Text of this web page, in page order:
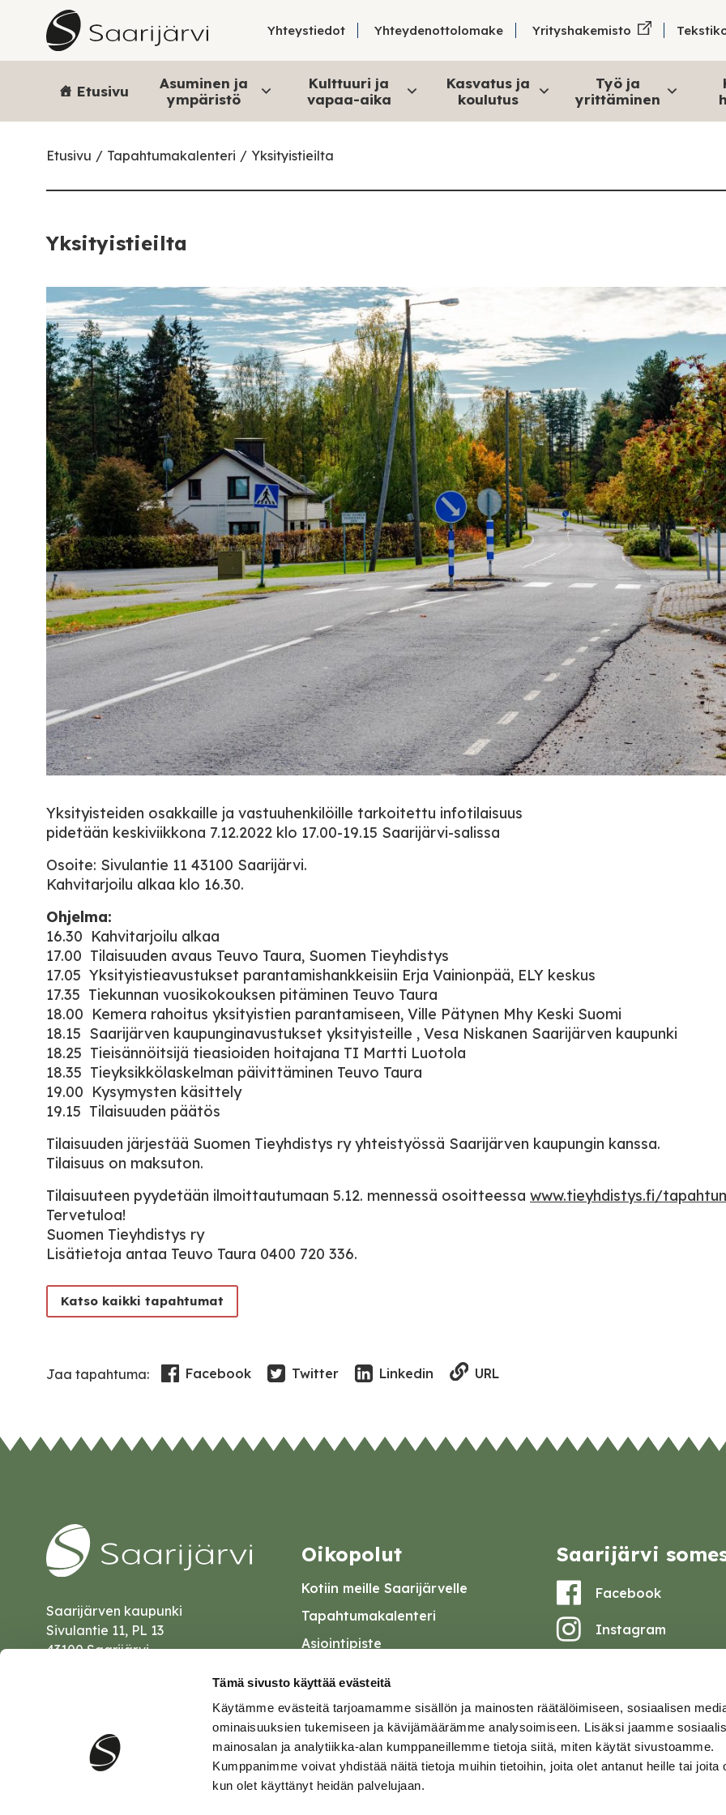
Tämä sivusto käyttää evästeitä
Käytämme evästeitä tarjoamamme sisällön ja mainosten räätälöimiseen, sosiaalisen
ominaisuuksien tukemiseen ja kävijämäärämme analysoimiseen. Lisäksi jaamme
mainosalan ja analytiikka-alan kumppaneillemme tietoja siitä, miten käytät sivustoamme.
Kumppanimme voivat yhdistää näitä tietoja muihin tietoihin, joita olet antanut heille tai joita
kun olet käyttänyt heidän palvelujaan.
Skip to content
Yhteystiedot Yhteydenottolomake Yrityshakemisto
Etusivu
Asuminen ja
ympäristö
Kulttuuri ja
vapaa-aika
Kasvatus ja
koulutus
Työ ja
yrittäminen
Etusivu Tapahtumakalenteri Yksityistieilta
Yksityistieilta
Yksityisteiden osakkaille ja vastuuhenkilöille tarkoitettu infotilaisuus
pidetään keskiviikkona 7.12.2022 klo 17.00-19.15 Saarijärvi-salissa
Osoite: Sivulantie 11 43100 Saarijärvi.
Kahvitarjoilu alkaa klo 16.30.
Ohjelma:
16.30 Kahvitarjoilu alkaa
17.00 Tilaisuuden avaus Teuvo Taura, Suomen Tieyhdistys
17.05 Yksityistieavustukset parantamishankkeisiin Erja Vainionpää, ELY keskus
17.35 Tiekunnan vuosikokouksen pitäminen Teuvo Taura
18.00 Kemera rahoitus yksityistien parantamiseen, Ville Pätynen Mhy Keski Suomi
18.15 Saarijärven kaupunginavustukset yksityisteille , Vesa Niskanen Saarijärven kaupunki
18.25 Tieisännöitsijä tieasioiden hoitajana TI Martti Luotola
18.35 Tieyksikkölaskelman päivittäminen Teuvo Taura
19.00 Kysymysten käsittely
19.15 Tilaisuuden päätös
Tilaisuuden järjestää Suomen Tieyhdistys ry yhteistyössä Saarijärven kaupungin kanssa.
Tilaisuus on maksuton.
Tilaisuuteen pyydetään ilmoittautumaan 5.12. mennessä osoitteessa www.tieyhdistys.fi/
Tervetuloa!
Suomen Tieyhdistys ry
Lisätietoja antaa Teuvo Taura 0400 720 336.
Katso kaikki tapahtumat
Jaa tapahtuma: Facebook Twitter Linkedin URL
Saarijärven kaupunki
Sivulantie 11, PL 13
43100 Saarijärvi
Oikopolut
Kotiin meille Saarijärvelle
Tapahtumakalenteri
Asiointipiste
Palautelomake
Saavutettavuusseloste
Tietosuoja
Saarijärvi
Facebook
Instagram